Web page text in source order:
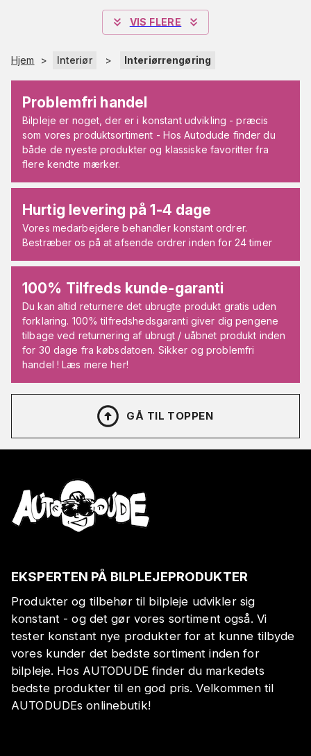
VIS FLERE
Hjem > Interiør > Interiørrengøring
Problemfri handel
Bilpleje er noget, der er i konstant udvikling - præcis
som vores produktsortiment - Hos Autodude finder du
både de nyeste produkter og klassiske favoritter fra
flere kendte mærker.
Hurtig levering på 1-4 dage
Vores medarbejdere behandler konstant ordrer.
Bestræber os på at afsende ordrer inden for 24 timer
100% Tilfreds kunde-garanti
Du kan altid returnere det ubrugte produkt gratis uden
forklaring. 100% tilfredshedsgaranti giver dig pengene
tilbage ved returnering af ubrugt / uåbnet produkt inden
for 30 dage fra købsdatoen. Sikker og problemfri
handel ! Læs mere her!
GÅ TIL TOPPEN
EKSPERTEN PÅ BILPLEJEPRODUKTER
Produkter og tilbehør til bilpleje udvikler sig
konstant - og det gør vores sortiment også. Vi
tester konstant nye produkter for at kunne tilbyde
vores kunder det bedste sortiment inden for
bilpleje. Hos AUTODUDE finder du markedets
bedste produkter til en god pris. Velkommen til
AUTODUDEs onlinebutik!